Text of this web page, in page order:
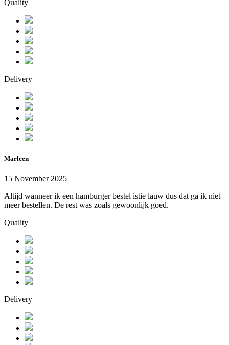
Quality
Delivery
Marleen
15 November 2025
Altijd wanneer ik een hamburger bestel istie lauw dus dat ga ik niet
meer bestellen. De rest was zoals gewoonlijk goed.
Quality
Delivery